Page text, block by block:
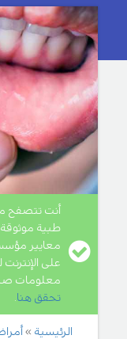
أنت تتصفح
طبية
معايير
على
معلومات
تحقق هنا.
الرئيسية